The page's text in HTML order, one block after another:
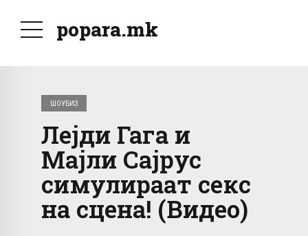
popara.mk
ШОУБИЗ
Лејди Гага и
Мајли Сајрус
симулираат секс
на сцена! (Видео)